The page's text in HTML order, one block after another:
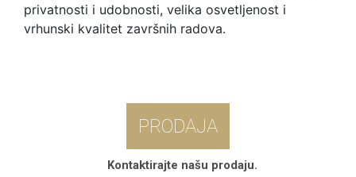
privatnosti i udobnosti, velika osvetljenost i
vrhunski kvalitet završnih radova.
PRODAJA
Kontaktirajte našu prodaju.